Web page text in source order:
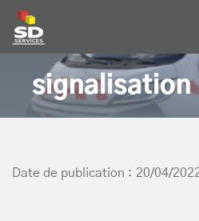
SD Services
signalisation
Date de publication : 20/04/